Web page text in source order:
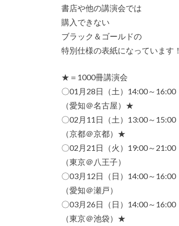
書店や他の講演会では
購入できない
ブラック＆ゴールドの
特別仕様の表紙になっています！
★＝1000冊講演会
〇01月28日（土）14:00～16:00
（愛知＠名古屋）★
〇02月11日（土）13:00～15:00
（京都＠京都）★
〇02月21日（火）19:00～21:00
（東京＠八王子）
〇03月12日（日）14:00～16:00
（愛知＠瀬戸）
〇03月26日（日）14:00～16:00
（東京＠池袋）★